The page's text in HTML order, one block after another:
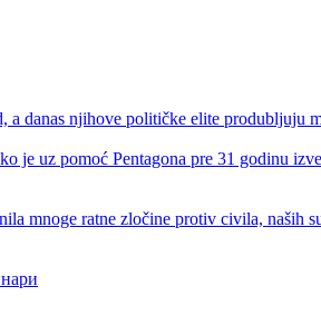
danas njihove političke elite produbljuju
pomoć Pentagona pre 31 godinu
mnoge ratne zločine protiv civila, naših